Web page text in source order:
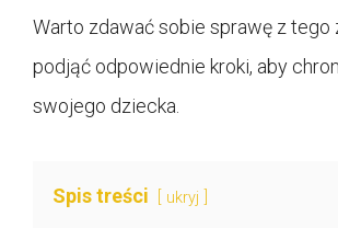
Warto zdawać sobie sprawę z tego
podjąć odpowiednie kroki, aby
swojego dziecka.
Spis treści ukryj